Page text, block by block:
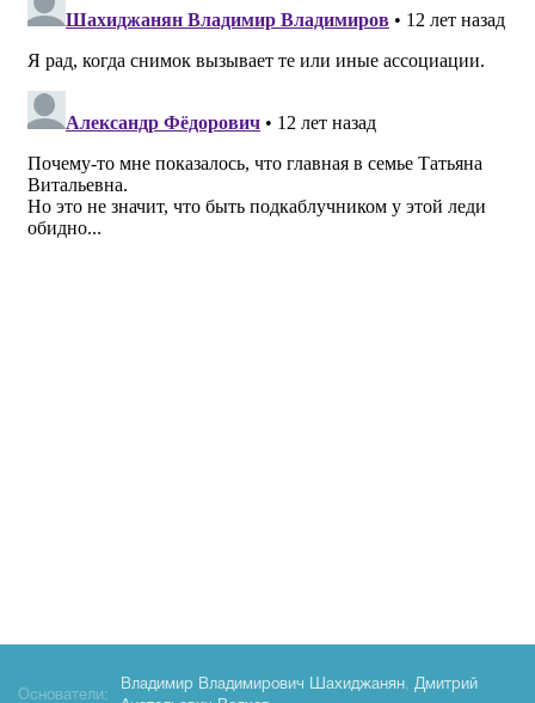
Основатели:
Владимир Владимирович Шахиджанян, Дмитрий